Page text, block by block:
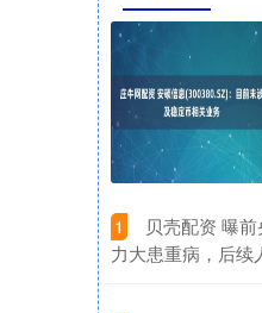
1
贝壳配资 曝
力大患重病，后续